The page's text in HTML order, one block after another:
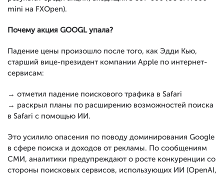
mini на FXOpen).
Почему акция GOOGL упала?
Падение цены произошло после того, как Эдди Кью,
старший вице-президент компании Apple по интернет-
сервисам:
→ отметил падение поискового трафика в Safari
→ раскрыл планы по расширению возможностей поиска
в Safari с помощью ИИ.
Это усилило опасения по поводу доминирования Google
в сфере поиска и доходов от рекламы. По сообщениям
СМИ, аналитики предупреждают о росте конкуренции со
стороны поисковых сервисов, использующих ИИ (OpenAI,